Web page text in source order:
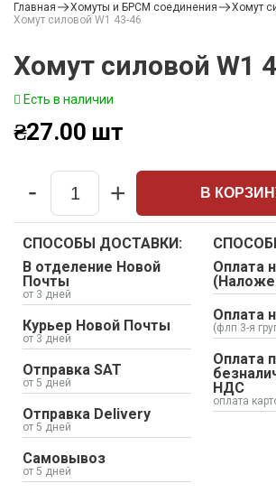
Главная Хомуты и БРСМ соединения
Хомут
Хомут силовой W1 43-46
Хомут силовой W1
Есть в наличии
₴27.00 шт
Quantity
- + В
СПОСОБЫ ДОСТАВКИ:
В отделение Новой
Почты
от 3 дней
Курьер Новой Почты
от 3 дней
Отправка SAT
от 5 дней
Отправка Delivery
от 5 дней
Самовывоз
от 5 дней
Оплата
Оплата
(флп 3-я
Оплата
НДС
оплата